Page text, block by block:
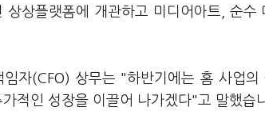
상플랫폼에 개관하고 미디어아트, 순수
자(CFO) 상무는 "하반기에는 홈 사업
적인 성장을 이끌어 나가겠다"고 말했습